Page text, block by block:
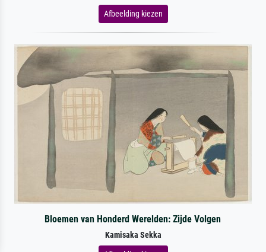
Afbeelding kiezen
Bloemen van Honderd Werelden: Zijde Volgen
Kamisaka Sekka